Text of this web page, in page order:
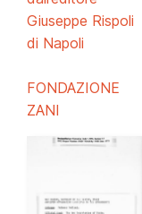
Giuseppe Rispoli
di Napoli
FONDAZIONE
ZANI